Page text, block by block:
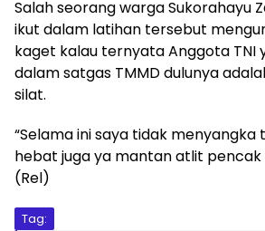
Salah seorang warga Sukorahayu
ikut dalam latihan tersebut
kaget kalau ternyata Anggota TNI
dalam satgas TMMD dulunya
silat.
“Selama ini saya tidak menyangka
hebat juga ya mantan atlit pencak
(Rel)
Tag: